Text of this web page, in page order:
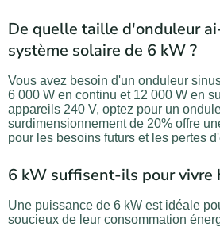
De quelle taille d'onduleur
système solaire de 6 kW ?
Vous avez besoin d'un onduleur
6 000 W en continu et 12 000 W en
appareils 240 V, optez pour un
surdimensionnement de 20% offre
pour les besoins futurs et les pertes
6 kW suffisent-ils pour vivre
Une puissance de 6 kW est idéale
soucieux de leur consommation